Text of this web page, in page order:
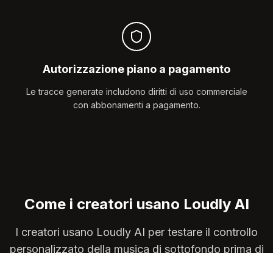
Autorizzazione piano a pagamento
Le tracce generate includono diritti di uso commerciale
con abbonamenti a pagamento.
Come i creatori usano Loudly AI
I creatori usano Loudly AI per testare il controllo
personalizzato della musica di sottofondo prima di